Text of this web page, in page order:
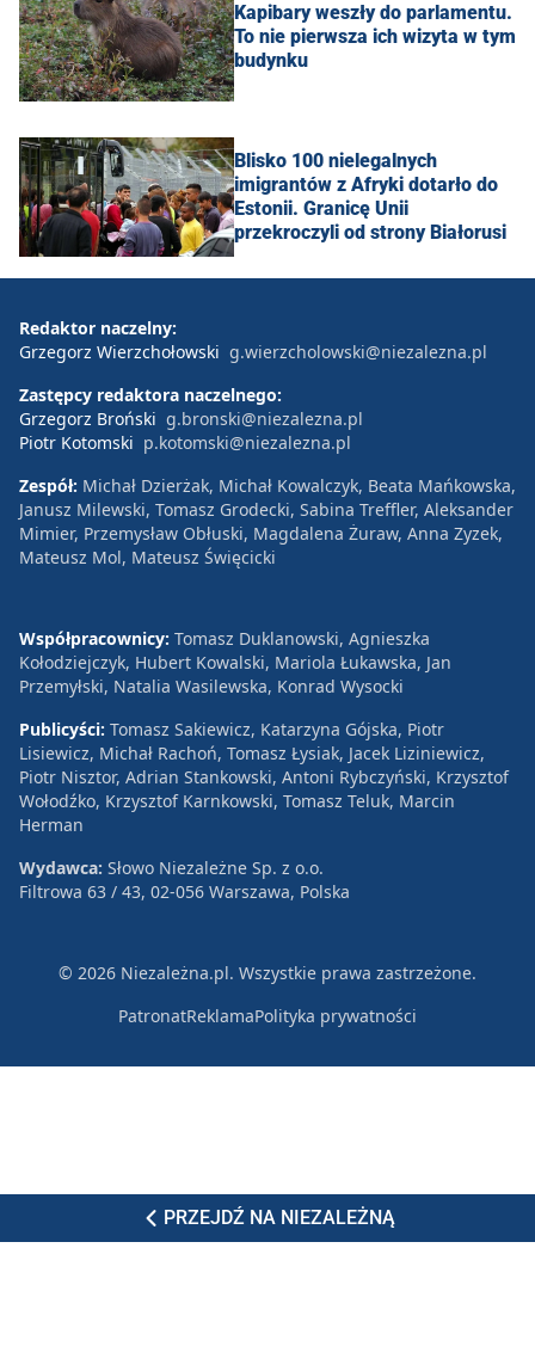
Kapibary weszły do parlamentu.
To nie pierwsza ich wizyta w tym
budynku
Blisko 100 nielegalnych
imigrantów z Afryki dotarło do
Estonii. Granicę Unii
przekroczyli od strony Białorusi
PRZEJDŹ NA NIEZALEŻNĄ
Redaktor naczelny:
Grzegorz Wierzchołowski g.wierzcholowski@niezalezna.pl
Zastępcy redaktora naczelnego:
Grzegorz Broński g.bronski@niezalezna.pl
Piotr Kotomski p.kotomski@niezalezna.pl
Zespół: Michał Dzierżak, Michał Kowalczyk, Beata Mańkowska,
Janusz Milewski, Tomasz Grodecki, Sabina Treffler, Aleksander
Mimier, Przemysław Obłuski, Magdalena Żuraw, Anna Zyzek,
Mateusz Mol, Mateusz Święcicki
Współpracownicy: Tomasz Duklanowski, Agnieszka
Kołodziejczyk, Hubert Kowalski, Mariola Łukawska, Jan
Przemyłski, Natalia Wasilewska, Konrad Wysocki
Publicyści: Tomasz Sakiewicz, Katarzyna Gójska, Piotr
Lisiewicz, Michał Rachoń, Tomasz Łysiak, Jacek Liziniewicz,
Piotr Nisztor, Adrian Stankowski, Antoni Rybczyński, Krzysztof
Wołodźko, Krzysztof Karnkowski, Tomasz Teluk, Marcin
Herman
Wydawca: Słowo Niezależne Sp. z o.o.
Filtrowa 63 / 43, 02-056 Warszawa, Polska
© 2026 Niezależna.pl. Wszystkie prawa zastrzeżone.
PatronatReklamaPolityka prywatności